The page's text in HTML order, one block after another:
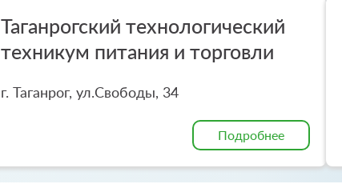
Таганрогский технологический
техникум питания и торговли
г. Таганрог, ул.Свободы, 34
Подробнее